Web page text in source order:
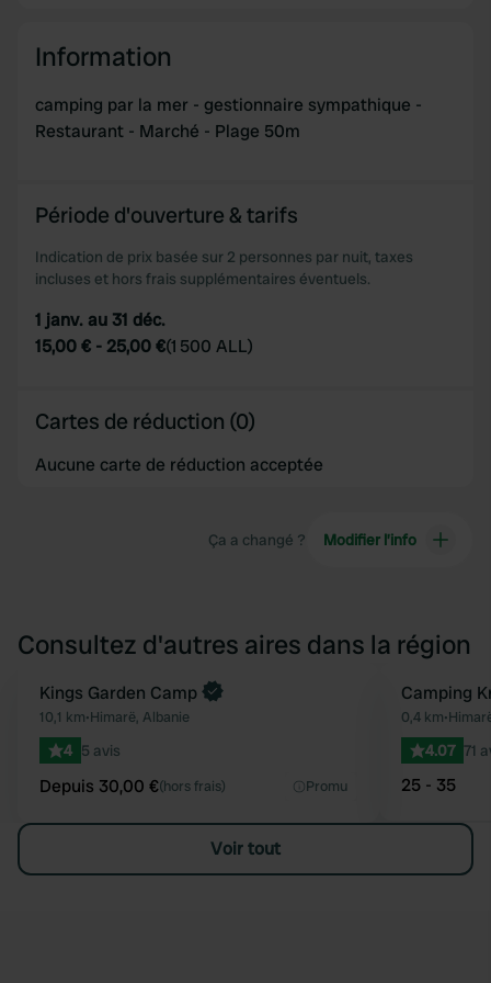
Information
camping par la mer - gestionnaire sympathique -
Restaurant - Marché - Plage 50m
Période d'ouverture & tarifs
Indication de prix basée sur 2 personnes par nuit, taxes
incluses et hors frais supplémentaires éventuels.
1 janv. au 31 déc.
15,00 € - 25,00 €(1 500 ALL)
Cartes de réduction (0)
Aucune carte de réduction acceptée
Ça a changé ? Modifier l’info
Consultez d'autres aires dans la région
Préféré
Reserve maintenant
Kings Garden Camp
10,1 km•Himarë, Albanie
4 5 avis
Depuis 30,00 €(hors frais) Promu
Camping
0,4 km•
4.07 71
25 - 35
Voir tout